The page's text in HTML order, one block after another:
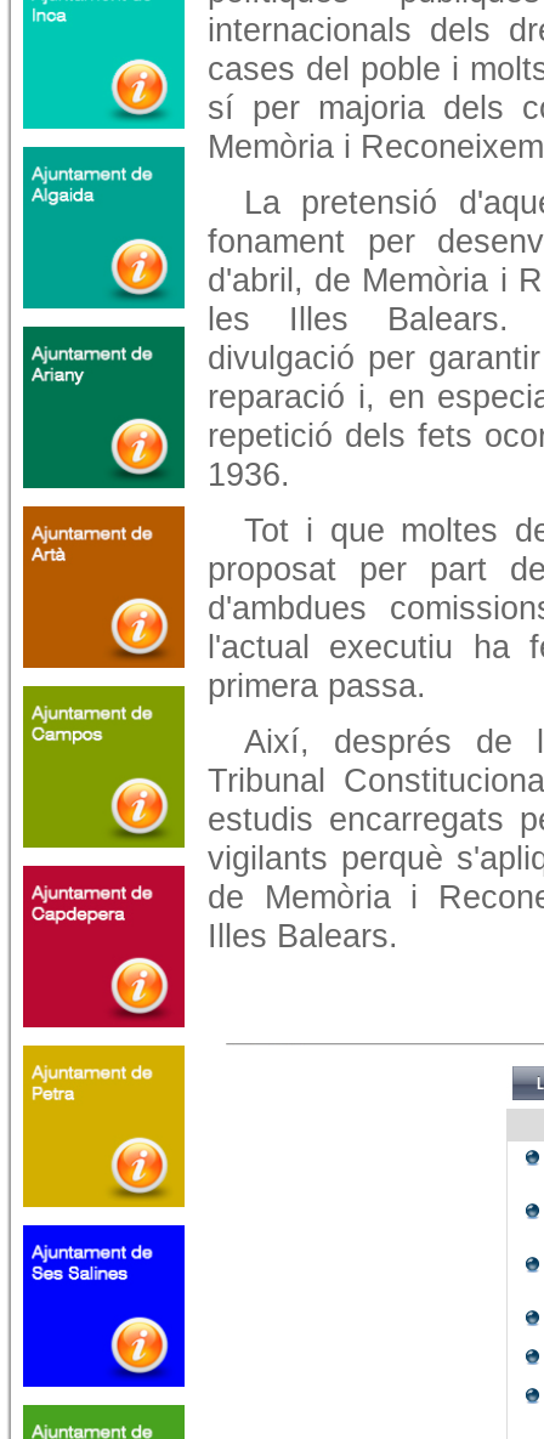
internacionals dels
cases del poble i
sí per majoria dels
Memòria i
La pretensió
fonament per
d'abril, de Memòria i
les Illes Balears.
divulgació per
reparació i, en
repetició dels fets
1936.
Tot i que moltes
proposat per part
d'ambdues
l'actual executiu ha
primera passa.
Així, després de
Tribunal
estudis encarregats
vigilants perquè
de Memòria i
Illes Balears.